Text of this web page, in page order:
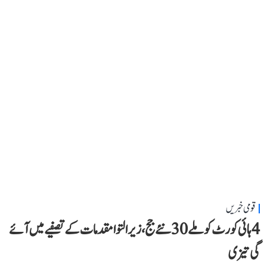
قومی خبریں
4 ہائی کورٹ کو ملے 30 نئے جج، زیر التوا مقدمات کے تصفیے میں آئے
گی تیزی